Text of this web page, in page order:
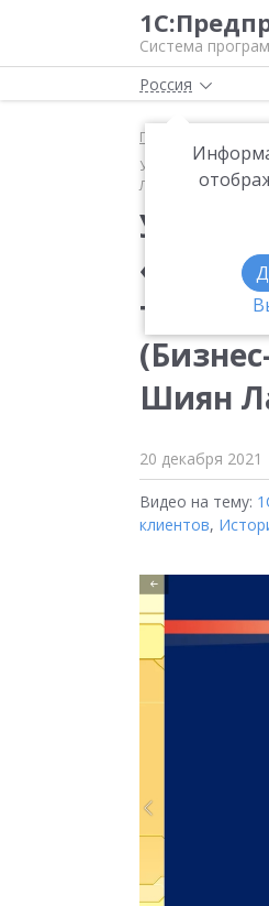
Система
Россия
Главная
Успешный
Лариса, ООО
Шиян
20 декабря 2021
Видео на тему:
клиентов,